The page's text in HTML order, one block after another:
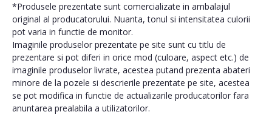
*Produsele prezentate sunt comercializate in ambalajul
original al producatorului. Nuanta, tonul si intensitatea culorii
pot varia in functie de monitor.
Imaginile produselor prezentate pe site sunt cu titlu de
prezentare si pot diferi in orice mod (culoare, aspect etc.) de
imaginile produselor livrate, acestea putand prezenta abateri
minore de la pozele si descrierile prezentate pe site, acestea
se pot modifica in functie de actualizarile producatorilor fara
anuntarea prealabila a utilizatorilor.